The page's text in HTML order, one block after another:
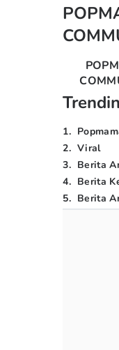
1.
2. Viral
3. Berita
4. Berita
5. Berita